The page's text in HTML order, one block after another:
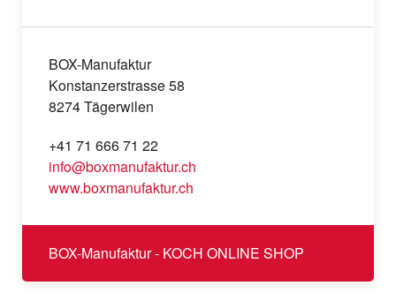
BOX-Manufaktur
Konstanzerstrasse 58
8274 Tägerwilen
+41 71 666 71 22
info@boxmanufaktur.ch
www.boxmanufaktur.ch
BOX-Manufaktur - KOCH ONLINE SHOP